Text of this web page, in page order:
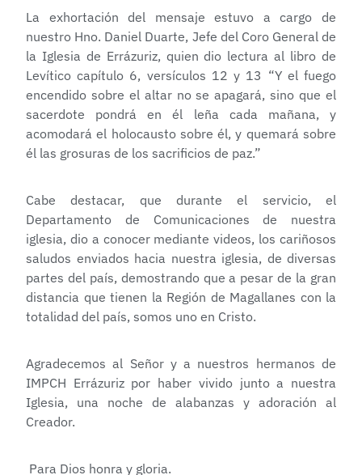
La exhortación del mensaje estuvo a cargo de
nuestro Hno. Daniel Duarte, Jefe del Coro General de
la Iglesia de Errázuriz, quien dio lectura al libro de
Levítico capítulo 6, versículos 12 y 13 “Y el fuego
encendido sobre el altar no se apagará, sino que el
sacerdote pondrá en él leña cada mañana, y
acomodará el holocausto sobre él, y quemará sobre
él las grosuras de los sacrificios de paz.”
Cabe destacar, que durante el servicio, el
Departamento de Comunicaciones de nuestra
iglesia, dio a conocer mediante videos, los cariñosos
saludos enviados hacia nuestra iglesia, de diversas
partes del país, demostrando que a pesar de la gran
distancia que tienen la Región de Magallanes con la
totalidad del país, somos uno en Cristo.
Agradecemos al Señor y a nuestros hermanos de
IMPCH Errázuriz por haber vivido junto a nuestra
Iglesia, una noche de alabanzas y adoración al
Creador.
Para Dios honra y gloria.